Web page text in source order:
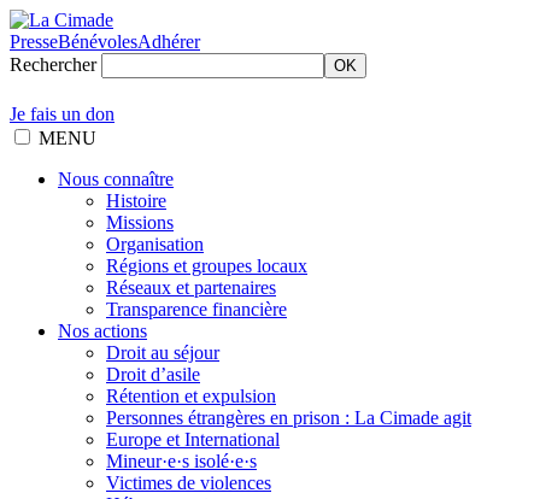
PresseBénévolesAdhérer
Rechercher
OK
Je fais un don
MENU
Nous connaître
Histoire
Missions
Organisation
Régions et groupes locaux
Réseaux et partenaires
Transparence financière
Nos actions
Droit au séjour
Droit d’asile
Rétention et expulsion
Personnes étrangères en prison : La Cimade agit
Europe et International
Mineur·e·s isolé·e·s
Victimes de violences